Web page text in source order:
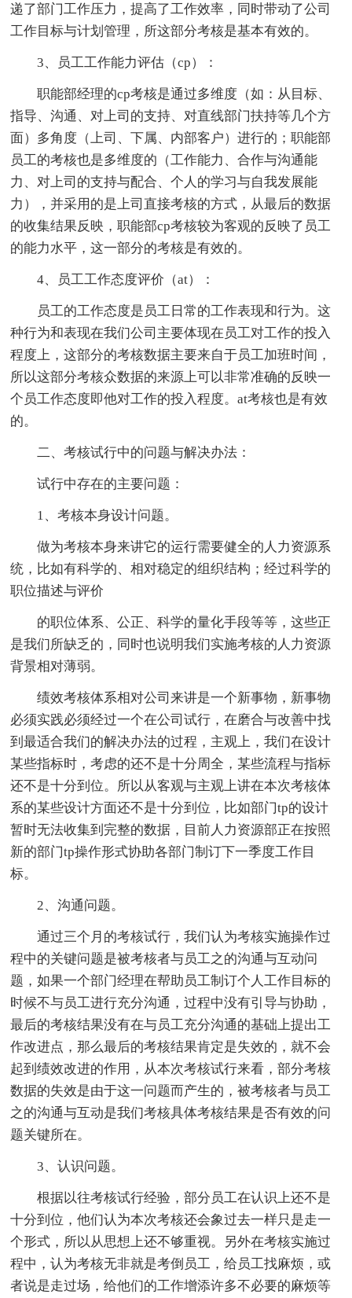
递了部门工作压力，提高了工作效率，同时带动了公司
工作目标与计划管理，所这部分考核是基本有效的。
3、员工工作能力评估（cp）：
职能部经理的cp考核是通过多维度（如：从目标、
指导、沟通、对上司的支持、对直线部门扶持等几个方
面）多角度（上司、下属、内部客户）进行的；职能部
员工的考核也是多维度的（工作能力、合作与沟通能
力、对上司的支持与配合、个人的学习与自我发展能
力），并采用的是上司直接考核的方式，从最后的数据
的收集结果反映，职能部cp考核较为客观的反映了员工
的能力水平，这一部分的考核是有效的。
4、员工工作态度评价（at）：
员工的工作态度是员工日常的工作表现和行为。这
种行为和表现在我们公司主要体现在员工对工作的投入
程度上，这部分的考核数据主要来自于员工加班时间，
所以这部分考核众数据的来源上可以非常准确的反映一
个员工作态度即他对工作的投入程度。at考核也是有效
的。
二、考核试行中的问题与解决办法：
试行中存在的主要问题：
1、考核本身设计问题。
做为考核本身来讲它的运行需要健全的人力资源系
统，比如有科学的、相对稳定的组织结构；经过科学的
职位描述与评价
的职位体系、公正、科学的量化手段等等，这些正
是我们所缺乏的，同时也说明我们实施考核的人力资源
背景相对薄弱。
绩效考核体系相对公司来讲是一个新事物，新事物
必须实践必须经过一个在公司试行，在磨合与改善中找
到最适合我们的解决办法的过程，主观上，我们在设计
某些指标时，考虑的还不是十分周全，某些流程与指标
还不是十分到位。所以从客观与主观上讲在本次考核体
系的某些设计方面还不是十分到位，比如部门tp的设计
暂时无法收集到完整的数据，目前人力资源部正在按照
新的部门tp操作形式协助各部门制订下一季度工作目
标。
2、沟通问题。
通过三个月的考核试行，我们认为考核实施操作过
程中的关键问题是被考核者与员工之的沟通与互动问
题，如果一个部门经理在帮助员工制订个人工作目标的
时候不与员工进行充分沟通，过程中没有引导与协助，
最后的考核结果没有在与员工充分沟通的基础上提出工
作改进点，那么最后的考核结果肯定是失效的，就不会
起到绩效改进的作用，从本次考核试行来看，部分考核
数据的失效是由于这一问题而产生的，被考核者与员工
之的沟通与互动是我们考核具体考核结果是否有效的问
题关键所在。
3、认识问题。
根据以往考核试行经验，部分员工在认识上还不是
十分到位，他们认为本次考核还会象过去一样只是走一
个形式，所以从思想上还不够重视。另外在考核实施过
程中，认为考核无非就是考倒员工，给员工找麻烦，或
者说是走过场，给他们的工作增添许多不必要的麻烦等